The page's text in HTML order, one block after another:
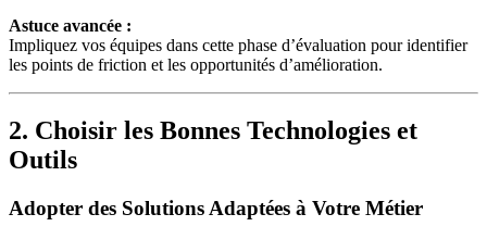
Astuce avancée :
Impliquez vos équipes dans cette phase d’évaluation pour identifier
les points de friction et les opportunités d’amélioration.
2. Choisir les Bonnes Technologies et
Outils
Adopter des Solutions Adaptées à Votre Métier